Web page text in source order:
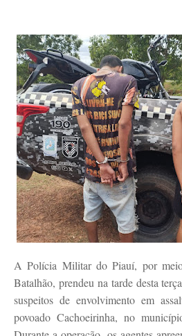
A Polícia Militar do Piauí, por
Batalhão, prendeu na tarde desta
suspeitos de envolvimento em
povoado Cachoeirinha, no